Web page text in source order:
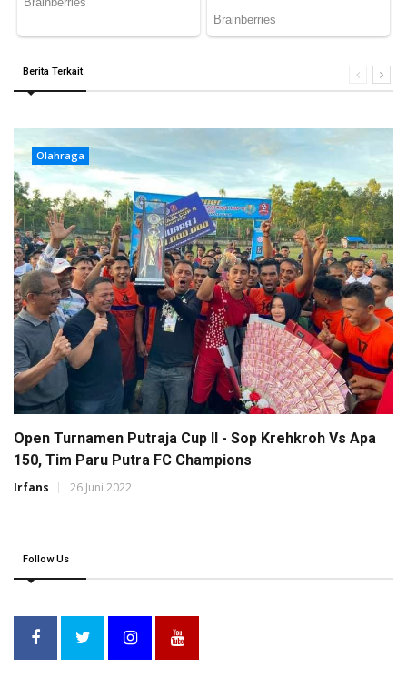
Berita Terkait
Olahraga
Open Turnamen Putraja Cup II - Sop Krehkroh Vs Apa
150, Tim Paru Putra FC Champions
Irfans 26 Juni 2022
Follow Us